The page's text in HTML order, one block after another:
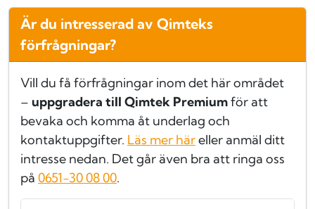
Är du intresserad av Qimteks
förfrågningar?
Vill du få förfrågningar inom det här området
– uppgradera till Qimtek Premiumför att
bevaka och komma åt underlag och
kontaktuppgifter. Läs mer häreller anmäl ditt
intresse nedan. Det går även bra att ringa oss
på 0651-30 08 00.